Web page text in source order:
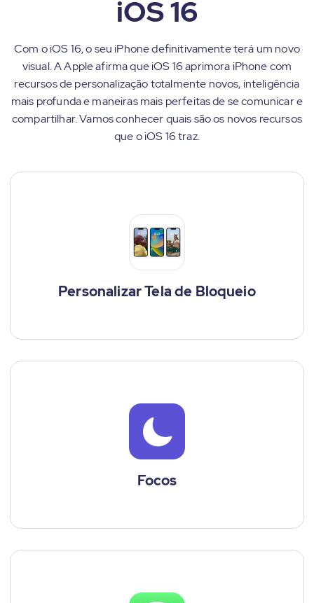
iOS 16
Com o iOS 16, o seu iPhone definitivamente terá um novo
visual. A Apple afirma que iOS 16 aprimora iPhone com
recursos de personalização totalmente novos, inteligência
mais profunda e maneiras mais perfeitas de se comunicar e
compartilhar. Vamos conhecer quais são os novos recursos
que o iOS 16 traz.
Personalizar Tela de Bloqueio
Focos